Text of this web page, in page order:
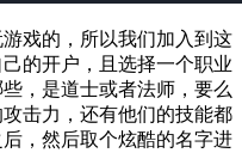
戏的，所以我们加入到这
的开户，且选择一个职业
，是道士或者法师，要么
击力，还有他们的技能都
，然后取个炫酷的名字进